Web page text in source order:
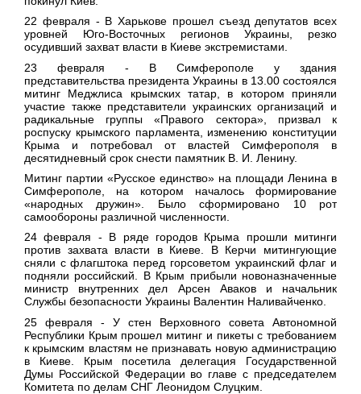
22 февраля - В Харькове прошел съезд депутатов всех
уровней Юго-Восточных регионов Украины, резко
осудивший захват власти в Киеве экстремистами.
23 февраля - В Симферополе у здания
представительства президента Украины в 13.00 состоялся
митинг Меджлиса крымских татар, в котором приняли
участие также представители украинских организаций и
радикальные группы «Правого сектора», призвал к
роспуску крымского парламента, изменению конституции
Крыма и потребовал от властей Симферополя в
десятидневный срок снести памятник В. И. Ленину.
Митинг партии «Русское единство» на площади Ленина в
Симферополе, на котором началось формирование
«народных дружин». Было сформировано 10 рот
самообороны различной численности.
24 февраля - В ряде городов Крыма прошли митинги
против захвата власти в Киеве. В Керчи митингующие
сняли с флагштока перед горсоветом украинский флаг и
подняли российский. В Крым прибыли новоназначенные
министр внутренних дел Арсен Аваков и начальник
Службы безопасности Украины Валентин Наливайченко.
25 февраля - У стен Верховного совета Автономной
Республики Крым прошел митинг и пикеты с требованием
к крымским властям не признавать новую администрацию
в Киеве. Крым посетила делегация Государственной
Думы Российской Федерации во главе с председателем
Комитета по делам СНГ Леонидом Слуцким.